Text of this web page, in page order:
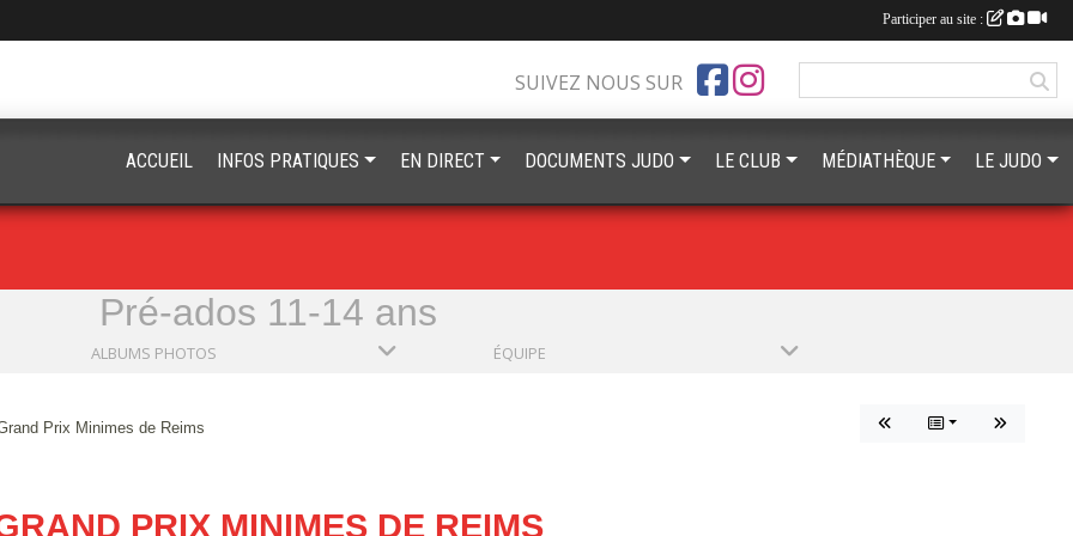
Pré-ados 11-14 ans
ALBUMS PHOTOS ÉQUIPE
Prix Minimes de Reims
PRIX MINIMES DE REIMS
SUIVEZ NOUS SUR
ACCUEIL INFOS PRATIQUES EN DIRECT DOCUMENTS JUDO LE CLUB MÉDIATHÈQUE LE JUDO
Participer au site :